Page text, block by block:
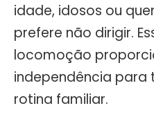
idade, idosos ou
prefere não dirigir.
locomoção
independência
rotina familiar.